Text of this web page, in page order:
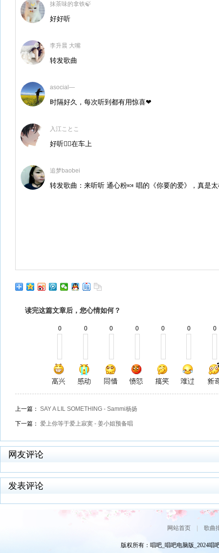
抹茶味的拿铁🍃
好好听
李升晨 大嘴
转发歌曲
asocial—
时隔好久，每次听到都有用惊喜❤
入江ことこ
好听🖐🏻在车上
追梦baobei
转发歌曲：来听听 通心粉🍬 唱的《你要的爱》，真是
读完这篇文章后，您心情如何？
0 0 0 0 0 0 0
上一篇： SAY A LIL SOMETHING - Sammi杨扬
下一篇： 爱上你等于爱上寂寞 - 姜小姐预备唱
网友评论
发表评论
网站首页| 歌曲
版权所有：唱吧_唱吧电脑版_2024唱